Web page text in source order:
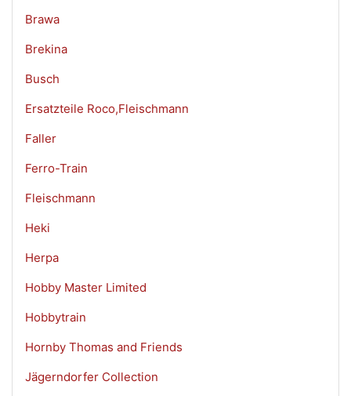
Brawa
Brekina
Busch
Ersatzteile Roco,Fleischmann
Faller
Ferro-Train
Fleischmann
Heki
Herpa
Hobby Master Limited
Hobbytrain
Hornby Thomas and Friends
Jägerndorfer Collection